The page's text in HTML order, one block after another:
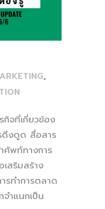
,
จที่เกี่ยวข้อง
ดึงดูด สื่อสาร
ศัพท์ทางการ
สริมสร้าง
รทำการตลาด
ำแนกเป็น